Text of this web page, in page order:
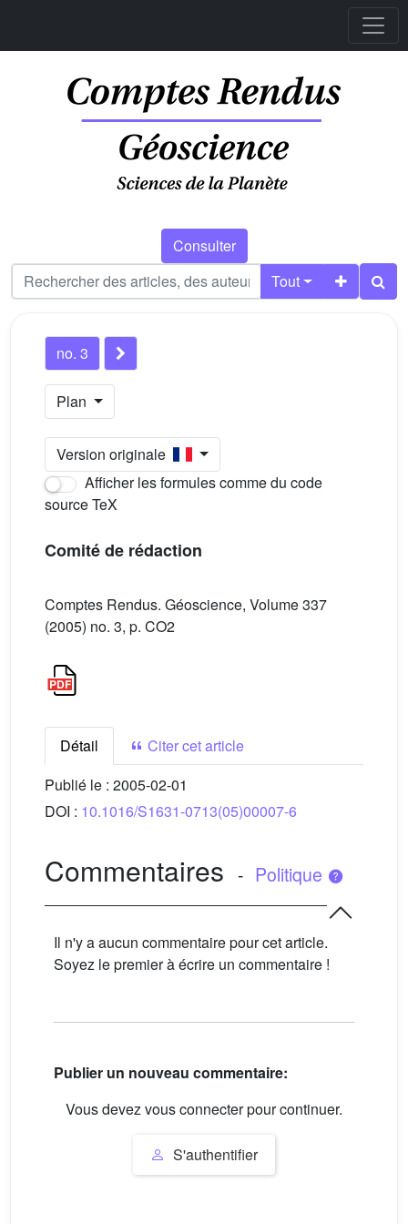
Consulter
Tout
no. 3
Plan
Version originale
Afficher les formules comme du code
source TeX
Comité de rédaction
Comptes Rendus. Géoscience, Volume 337
(2005) no. 3, p. CO2
Détail
Citer cet article
Publié le : 2005-02-01
DOI : 10.1016/S1631-0713(05)00007-6
Commentaires - Politique
Il n'y a aucun commentaire pour cet article.
Soyez le premier à écrire un commentaire !
Publier un nouveau commentaire:
Vous devez vous connecter pour continuer.
S'authentifier